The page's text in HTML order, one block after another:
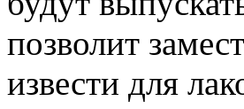
позволит
извести для